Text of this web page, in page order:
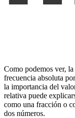
Como podemos ver,
frecuencia absoluta
la importancia del
relativa puede
como una fracción o
dos números.